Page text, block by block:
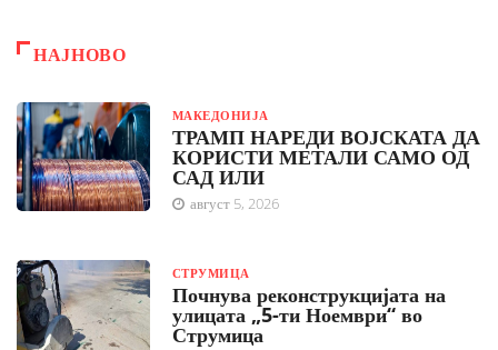
НАЈНОВО
МАКЕДОНИЈА
ТРАМП НАРЕДИ ВОЈСКАТА ДА
КОРИСТИ МЕТАЛИ САМО ОД
САД ИЛИ
август 5, 2026
СТРУМИЦА
Почнува реконструкцијата на
улицата „5-ти Ноември“ во
Струмица